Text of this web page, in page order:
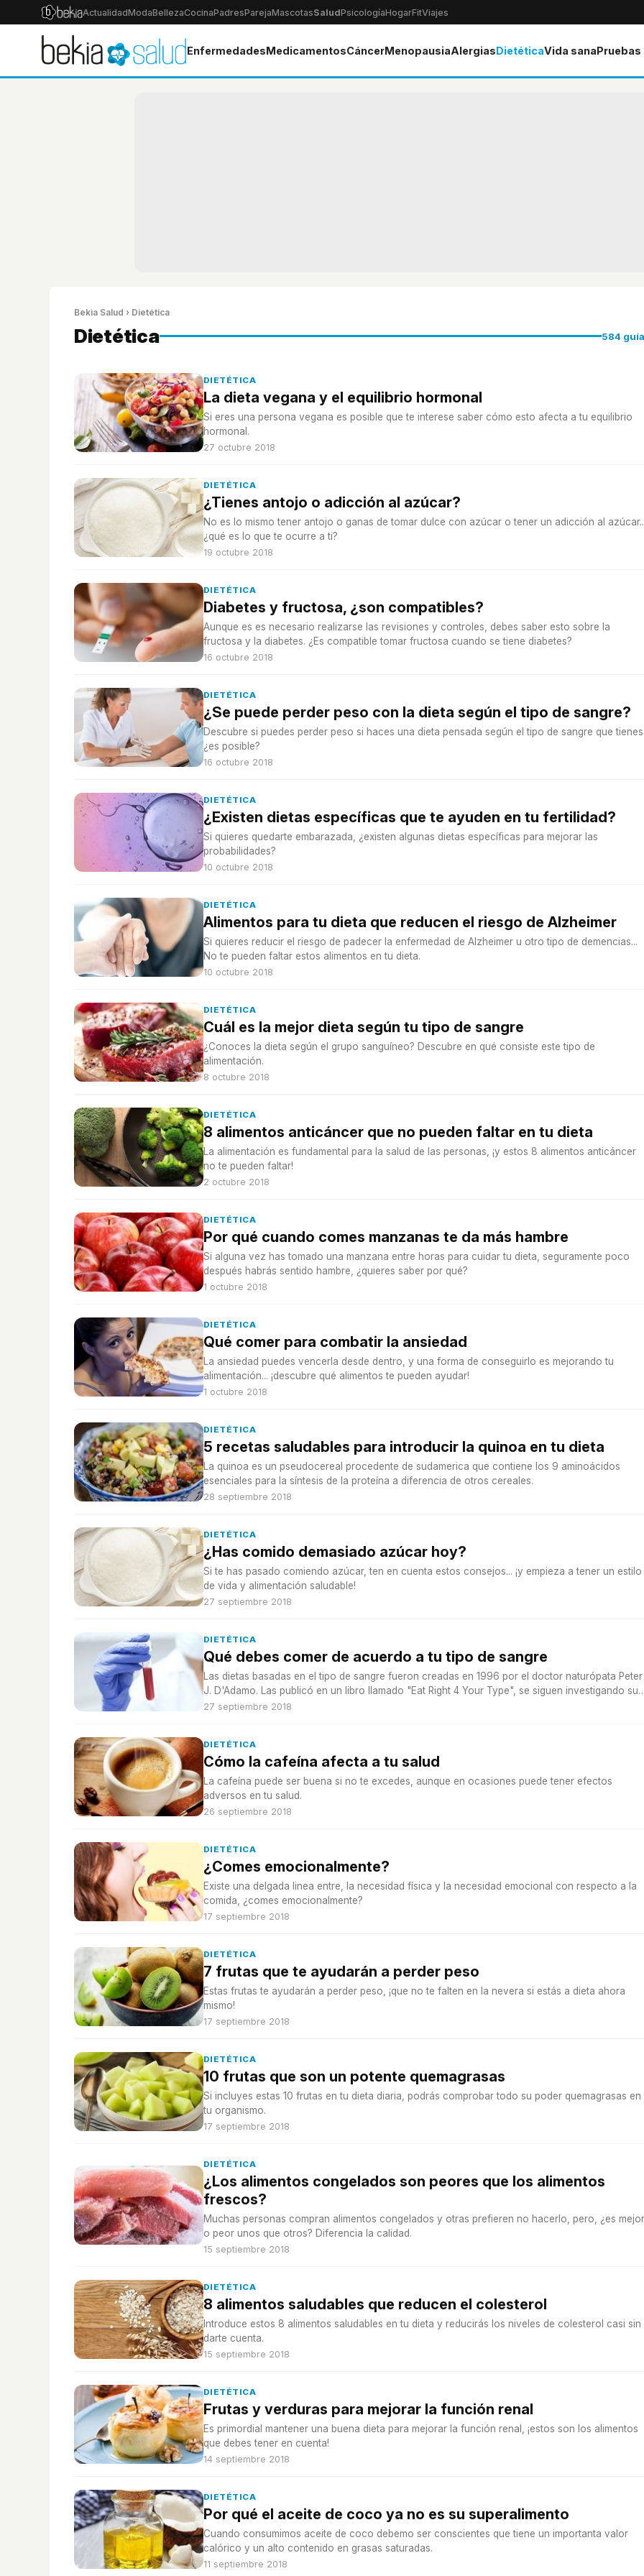
ActualidadModaBellezaCocinaPadresParejaMascotasSaludPsicologíaHogarFitViajes
EnfermedadesMedicamentosCáncerMenopausiaAlergiasDietéticaVida sana
Bekia Salud › Dietética
Dietética 584
DIETÉTICA
La dieta vegana y el equilibrio hormonal
Si eres una persona vegana es posible que te interese saber cómo esto afecta a tu equilibrio
hormonal.
27 octubre 2018
DIETÉTICA
¿Tienes antojo o adicción al azúcar?
No es lo mismo tener antojo o ganas de tomar dulce con azúcar o tener un adicción al
¿qué es lo que te ocurre a ti?
19 octubre 2018
DIETÉTICA
Diabetes y fructosa, ¿son compatibles?
Aunque es es necesario realizarse las revisiones y controles, debes saber esto sobre la
fructosa y la diabetes. ¿Es compatible tomar fructosa cuando se tiene diabetes?
16 octubre 2018
DIETÉTICA
¿Se puede perder peso con la dieta según el tipo de sangre?
Descubre si puedes perder peso si haces una dieta pensada según el tipo de sangre que
¿es posible?
16 octubre 2018
DIETÉTICA
¿Existen dietas específicas que te ayuden en tu fertilidad?
Si quieres quedarte embarazada, ¿existen algunas dietas específicas para mejorar las
probabilidades?
10 octubre 2018
DIETÉTICA
Alimentos para tu dieta que reducen el riesgo de Alzheimer
Si quieres reducir el riesgo de padecer la enfermedad de Alzheimer u otro tipo de demencias...
No te pueden faltar estos alimentos en tu dieta.
10 octubre 2018
DIETÉTICA
Cuál es la mejor dieta según tu tipo de sangre
¿Conoces la dieta según el grupo sanguíneo? Descubre en qué consiste este tipo de
alimentación.
8 octubre 2018
DIETÉTICA
8 alimentos anticáncer que no pueden faltar en tu dieta
La alimentación es fundamental para la salud de las personas, ¡y estos 8 alimentos anticáncer
no te pueden faltar!
2 octubre 2018
DIETÉTICA
Por qué cuando comes manzanas te da más hambre
Si alguna vez has tomado una manzana entre horas para cuidar tu dieta, seguramente poco
después habrás sentido hambre, ¿quieres saber por qué?
1 octubre 2018
DIETÉTICA
Qué comer para combatir la ansiedad
La ansiedad puedes vencerla desde dentro, y una forma de conseguirlo es mejorando tu
alimentación... ¡descubre qué alimentos te pueden ayudar!
1 octubre 2018
DIETÉTICA
5 recetas saludables para introducir la quinoa en tu dieta
La quinoa es un pseudocereal procedente de sudamerica que contiene los 9 aminoácidos
esenciales para la síntesis de la proteína a diferencia de otros cereales.
28 septiembre 2018
DIETÉTICA
¿Has comido demasiado azúcar hoy?
Si te has pasado comiendo azúcar, ten en cuenta estos consejos... ¡y empieza a tener un estilo
de vida y alimentación saludable!
27 septiembre 2018
DIETÉTICA
Qué debes comer de acuerdo a tu tipo de sangre
Las dietas basadas en el tipo de sangre fueron creadas en 1996 por el doctor naturópata Peter
J. D'Adamo. Las publicó en un libro llamado "Eat Right 4 Your Type", se siguen investigando sus
teorías.
27 septiembre 2018
DIETÉTICA
Cómo la cafeína afecta a tu salud
La cafeína puede ser buena si no te excedes, aunque en ocasiones puede tener efectos
adversos en tu salud.
26 septiembre 2018
DIETÉTICA
¿Comes emocionalmente?
Existe una delgada linea entre, la necesidad física y la necesidad emocional con respecto a la
comida, ¿comes emocionalmente?
17 septiembre 2018
DIETÉTICA
7 frutas que te ayudarán a perder peso
Estas frutas te ayudarán a perder peso, ¡que no te falten en la nevera si estás a dieta ahora
mismo!
17 septiembre 2018
DIETÉTICA
10 frutas que son un potente quemagrasas
Si incluyes estas 10 frutas en tu dieta diaria, podrás comprobar todo su poder quemagrasas en
tu organismo.
17 septiembre 2018
DIETÉTICA
¿Los alimentos congelados son peores que los alimentos
frescos?
Muchas personas compran alimentos congelados y otras prefieren no hacerlo, pero, ¿es mejor
o peor unos que otros? Diferencia la calidad.
15 septiembre 2018
DIETÉTICA
8 alimentos saludables que reducen el colesterol
Introduce estos 8 alimentos saludables en tu dieta y reducirás los niveles de colesterol casi sin
darte cuenta.
15 septiembre 2018
DIETÉTICA
Frutas y verduras para mejorar la función renal
Es primordial mantener una buena dieta para mejorar la función renal, ¡estos son los alimentos
que debes tener en cuenta!
14 septiembre 2018
DIETÉTICA
Por qué el aceite de coco ya no es su superalimento
Cuando consumimos aceite de coco debemo ser conscientes que tiene un importanta valor
calórico y un alto contenido en grasas saturadas.
11 septiembre 2018